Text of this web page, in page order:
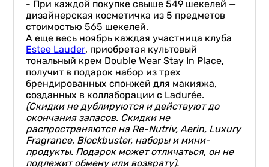
- При каждой покупке свыше 549 шекелей —
дизайнерская косметичка из 5 предметов
стоимостью 565 шекелей.
А еще весь ноябрь каждая участница клуба
Estee Lauder, приобретая культовый
тональный крем Double Wear Stay In Place,
получит в подарок набор из трех
брендированных спонжей для макияжа,
созданных в коллаборации с Ladurée.
(Скидки не дублируются и действуют до
окончания запасов. Скидки не
распространяются на Re-Nutriv, Aerin, Luxury
Fragrance, Blockbuster, наборы и мини-
продукты. Подарок может отличаться, он не
подлежит обмену или возврату).